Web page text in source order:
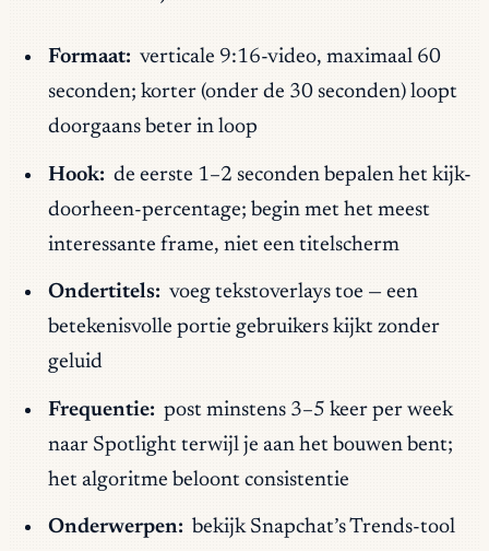
Formaat: verticale 9:16-video, maximaal 60
seconden; korter (onder de 30 seconden) loopt
doorgaans beter in loop
Hook: de eerste 1–2 seconden bepalen het kijk-
doorheen-percentage; begin met het meest
interessante frame, niet een titelscherm
Ondertitels: voeg tekstoverlays toe — een
betekenisvolle portie gebruikers kijkt zonder
geluid
Frequentie: post minstens 3–5 keer per week
naar Spotlight terwijl je aan het bouwen bent;
het algoritme beloont consistentie
Onderwerpen: bekijk Snapchat’s Trends-tool